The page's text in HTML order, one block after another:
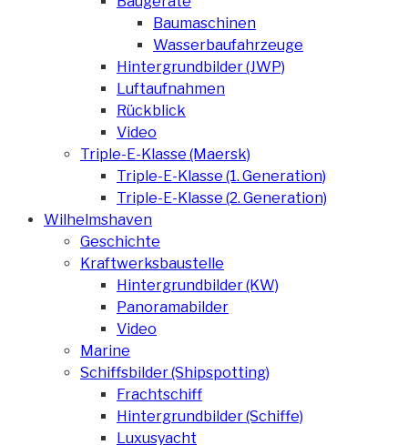
Baumaschinen
Wasserbaufahrzeuge
Hintergrundbilder (JWP)
Luftaufnahmen
Rückblick
Video
Triple-E-Klasse (Maersk)
Triple-E-Klasse (1. Generation)
Triple-E-Klasse (2. Generation)
Wilhelmshaven
Geschichte
Kraftwerksbaustelle
Hintergrundbilder (KW)
Panoramabilder
Video
Marine
Schiffsbilder (Shipspotting)
Frachtschiff
Hintergrundbilder (Schiffe)
Luxusyacht